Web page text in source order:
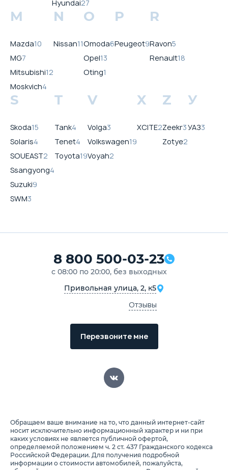
Hyundai27
M
Mazda10
MG7
Mitsubishi12
Moskvich4
N
Nissan11
O
Omoda6
Opel13
Oting1
P
Peugeot9
R
Ravon5
Renault18
S
Skoda15
Solaris4
SOUEAST2
Ssangyong4
Suzuki9
SWM3
T
Tank4
Tenet4
Toyota19
V
Volga3
Volkswagen19
Voyah2
X
XCITE2
Z
Zeekr3
Zotye2
У
УАЗ3
8 800 500-03-23
с 08:00 по 20:00, без выходных
Привольная улица, 2, к5
Отзывы
Перезвоните мне
Обращаем ваше внимание на то, что данный интернет-сайт
носит исключительно информационный характер и ни при
каких условиях не является публичной офертой,
определяемой положением ч. 2 ст. 437 Гражданского кодекса
Российской Федерации. Для получения подробной
информации о стоимости автомобилей, пожалуйста,